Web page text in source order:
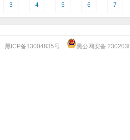
3 4 5 6 7
黑ICP备13004835号 黑公网安备